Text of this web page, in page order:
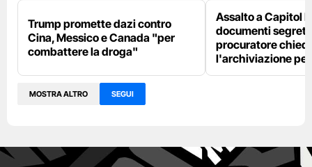
Trump promette dazi contro
Cina, Messico e Canada "per
combattere la droga"
Assalto a Capitol
documenti
procuratore
l'archiviazione
MOSTRA ALTRO SEGUI